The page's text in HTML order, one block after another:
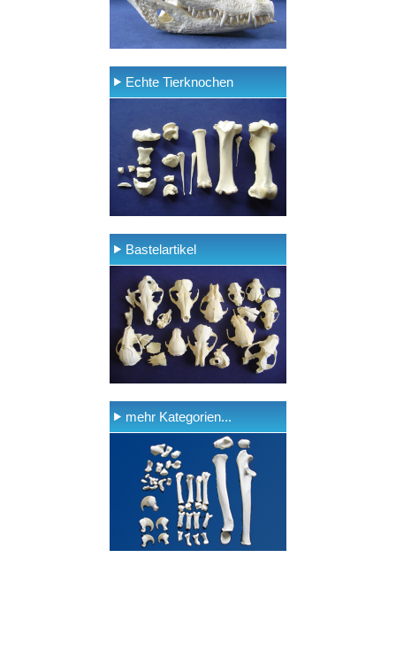
Echte Tierknochen
Bastelartikel
mehr Kategorien...